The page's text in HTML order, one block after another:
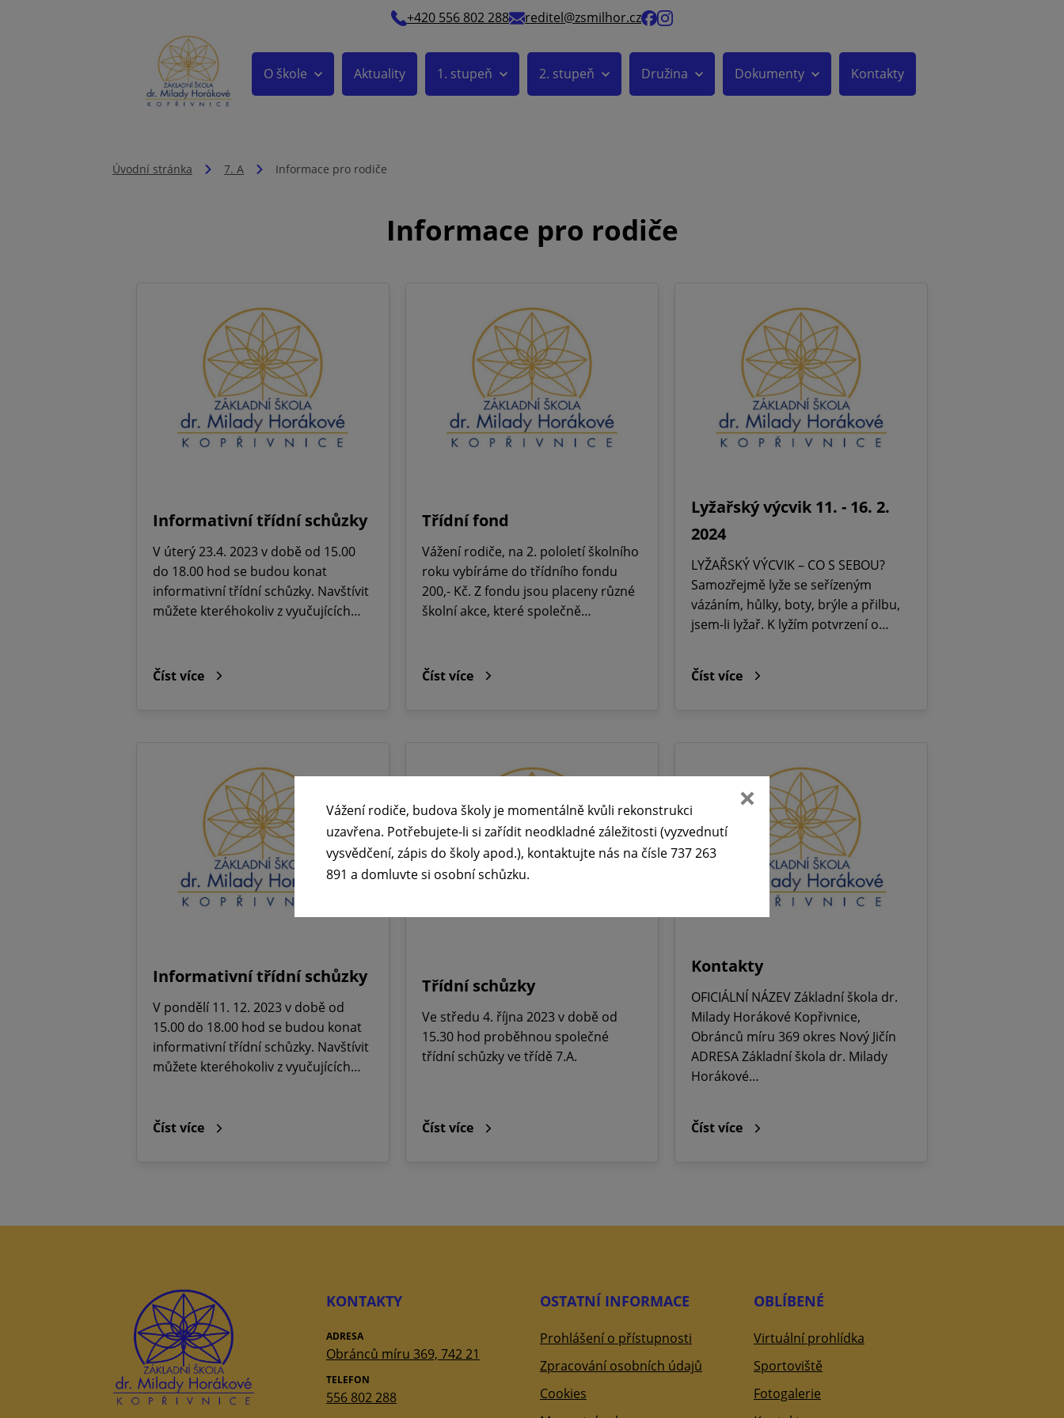
+420 556 802 288 reditel@zsmilhor.cz
O škole Aktuality 1. stupeň 2. stupeň Družina Dokumenty Kontakty
Úvodní stránka 7. A Informace pro rodiče
Informace pro rodiče
Informativní třídní schůzky
V úterý 23.4. 2023 v době od 15.00
do 18.00 hod se budou konat
informativní třídní schůzky. Navštívit
můžete kteréhokoliv z vyučujících…
Číst více
Třídní fond
Vážení rodiče, na 2. pololetí školního
roku vybíráme do třídního fondu
200,- Kč. Z fondu jsou placeny různé
školní akce, které společně…
Číst více
Lyžařský výcvik 11. - 16. 2.
2024
LYŽAŘSKÝ VÝCVIK – CO S SEBOU?
Samozřejmě lyže se seřízeným
vázáním, hůlky, boty, brýle a přilbu,
jsem-li lyžař. K lyžím potvrzení o…
Číst více
Informativní třídní schůzky
V pondělí 11. 12. 2023 v době od
15.00 do 18.00 hod se budou konat
informativní třídní schůzky. Navštívit
můžete kteréhokoliv z vyučujících…
Číst více
Třídní schůzky
Ve středu 4. října 2023 v době od
15.30 hod proběhnou společné
třídní schůzky ve třídě 7.A.
Číst více
Kontakty
OFICIÁLNÍ NÁZEV Základní škola dr.
Milady Horákové Kopřivnice,
Obránců míru 369 okres Nový Jičín
ADRESA Základní škola dr. Milady
Horákové…
Číst více
KONTAKTY
ADRESA
Obránců míru 369, 742 21
TELEFON
556 802 288
OSTATNÍ INFORMACE
Prohlášení o přístupnosti
Zpracování osobních údajů
Cookies
OBLÍBENÉ
Virtuální prohlídka
Sportoviště
Fotogalerie
Vážení rodiče, budova školy je momentálně kvůli rekonstrukci
uzavřena. Potřebujete-li si zařídit neodkladné záležitosti (vyzvednutí
vysvědčení, zápis do školy apod.), kontaktujte nás na čísle 737 263
891 a domluvte si osobní schůzku.